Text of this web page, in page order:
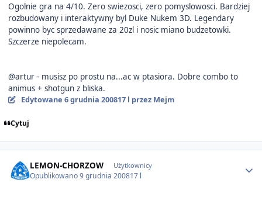
Ogolnie gra na 4/10. Zero swiezosci, zero pomyslowosci. Bardziej
rozbudowany i interaktywny byl Duke Nukem 3D. Legendary
powinno byc sprzedawane za 20zl i nosic miano budzetowki.
Szczerze niepolecam.
@artur - musisz po prostu na...ac w ptasiora. Dobre combo to
animus + shotgun z bliska.
Edytowane 6 grudnia 200817 l przez Mejm
Cytuj
LEMON-CHORZOW Użytkownicy
Opublikowano9 grudnia 200817 l